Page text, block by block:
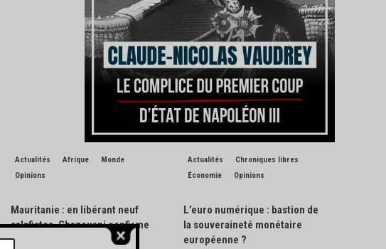
Actualités Afrique
Monde
Opinions
Mauritanie : en libérant neuf
salafistes, Ghazouani confirme
l’exception de son pays
Actualités
Chroniques libres
Économie
Opinions
L’euro numérique : bastion de
la souveraineté monétaire
européenne ?